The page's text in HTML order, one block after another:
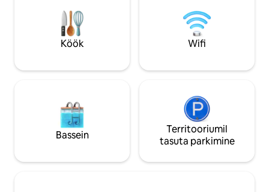
mis sobib ideaalselt aeglasteks
hommikuteks ja päikeseloojanguteks,
kuid asub siiski Dublini lähedal. Turvaline
sissepääs, privaatne parkimine ja
Lemmikloomad
Köök Wifi
Bassein
Territooriumil
tasuta parkimine